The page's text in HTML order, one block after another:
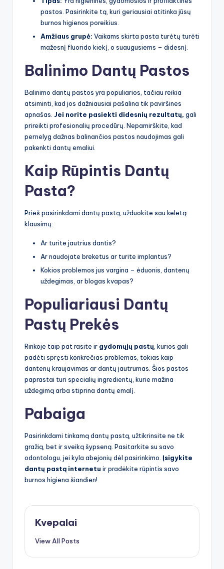
pastos. Pasirinkite tą, kuri geriausiai atitinka jūsų
burnos higienos poreikius.
Amžiaus grupė: Vaikams skirta pasta turėtų turėti
mažesnį fluorido kiekį, o suaugusiems – didesnį.
Balinimo Dantų Pastos
Balinimo dantų pastos yra populiarios, tačiau reikia
atsiminti, kad jos dažniausiai pašalina tik paviršines
apnašas. Jei norite pasiekti didesnių rezultatų, gali
prireikti profesionalių procedūrų. Nepamirškite, kad
pernelyg dažnas balinančios pastos naudojimas gali
pakenkti dantų emaliui.
Kaip Rūpintis Dantų
Pasta?
Prieš pasirinkdami dantų pastą, užduokite sau keletą
klausimų:
Ar turite jautrius dantis?
Ar naudojate breketus ar turite implantus?
Kokios problemos jus vargina – ėduonis, dantenų
uždegimas, ar blogas kvapas?
Populiariausi Dantų
Pastų Prekės
Rinkoje taip pat rasite ir gydomųjų pastų , kurios gali
padėti spręsti konkrečias problemas, tokias kaip
dantenų kraujavimas ar dantų jautrumas. Šios pastos
paprastai turi specialių ingredientų, kurie mažina
uždegimą arba stiprina dantų emalį.
Pabaiga
Pasirinkdami tinkamą dantų pastą, užtikrinsite ne tik
gražią, bet ir sveiką šypseną. Pasitarkite su savo
odontologu, jei kyla abejonių dėl pasirinkimo. Įsigykite
dantų pastą internetu ir pradėkite rūpintis savo
burnos higiena šiandien!
Kvepalai
View All Posts